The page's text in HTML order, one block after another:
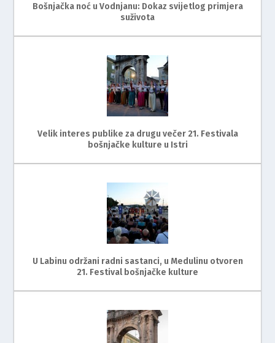
Bošnjačka noć u Vodnjanu: Dokaz svijetlog primjera
suživota
Velik interes publike za drugu večer 21. Festivala
bošnjačke kulture u Istri
U Labinu održani radni sastanci, u Medulinu otvoren
21. Festival bošnjačke kulture